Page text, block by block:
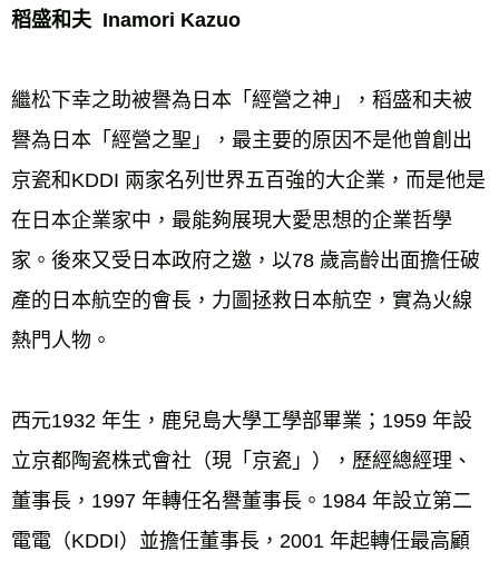
稻盛和夫  Inamori Kazuo
繼松下幸之助被譽為日本「經營之神」，稻盛和夫被
譽為日本「經營之聖」，最主要的原因不是他曾創出
京瓷和KDDI 兩家名列世界五百強的大企業，而是他是
在日本企業家中，最能夠展現大愛思想的企業哲學
家。後來又受日本政府之邀，以78 歲高齡出面擔任破
產的日本航空的會長，力圖拯救日本航空，實為火線
西元1932 年生，鹿兒島大學工學部畢業；1959 年設
立京都陶瓷株式會社（現「京瓷」），歷經總經理、
董事長，1997 年轉任名譽董事長。1984 年設立第二
電電（KDDI）並擔任董事長，2001 年起轉任最高顧